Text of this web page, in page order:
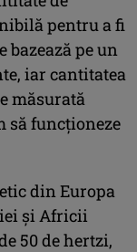
pentru a fi
bazează pe un
iar cantitatea
măsurată
să funcţioneze
din Europa
şi Africii
50 de hertzi,